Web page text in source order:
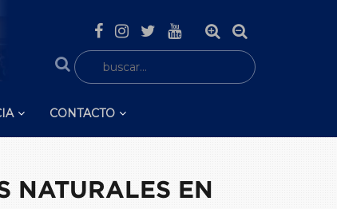
CONTACTO
NATURALES EN